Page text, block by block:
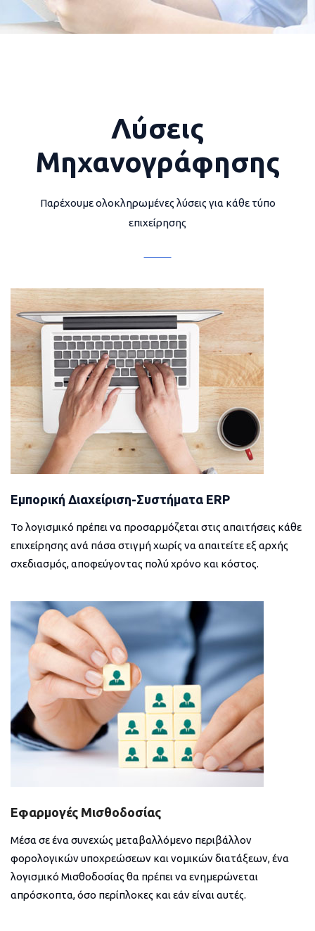
Λύσεις
Μηχανογράφησης
Παρέχουμε ολοκληρωμένες λύσεις για κάθε τύπο
επιχείρησης
Εμπορική Διαχείριση-Συστήματα ERP
Το λογισμικό πρέπει να προσαρμόζεται στις απαιτήσεις κάθε
επιχείρησης ανά πάσα στιγμή χωρίς να απαιτείτε εξ αρχής
σχεδιασμός, αποφεύγοντας πολύ χρόνο και κόστος.
Εφαρμογές Μισθοδοσίας
Μέσα σε ένα συνεχώς μεταβαλλόμενο περιβάλλον
φορολογικών υποχρεώσεων και νομικών διατάξεων, ένα
λογισμικό Μισθοδοσίας θα πρέπει να ενημερώνεται
απρόσκοπτα, όσο περίπλοκες και εάν είναι αυτές.